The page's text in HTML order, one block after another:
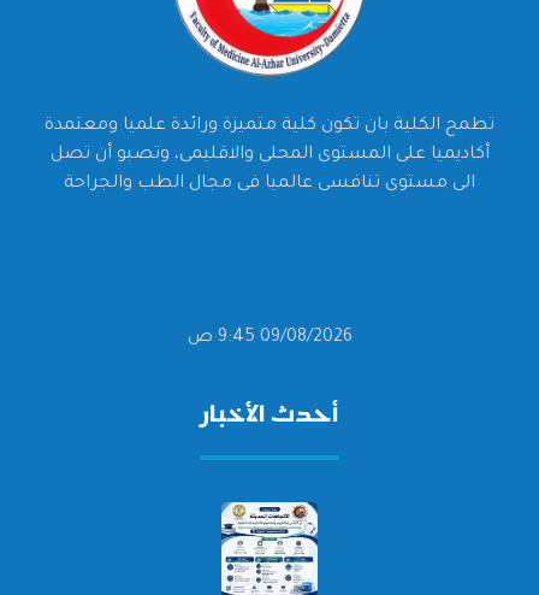
تطمح الكلية بان تكون كلية متميزة ورائدة علميا ومعتمدة
أكاديميا على المستوى المحلى والاقليمى، وتصبو أن تصل
الى مستوى تنافسى عالميا فى مجال الطب والجراحة
09/08/2026 9:45 ص
أحدث الأخبار